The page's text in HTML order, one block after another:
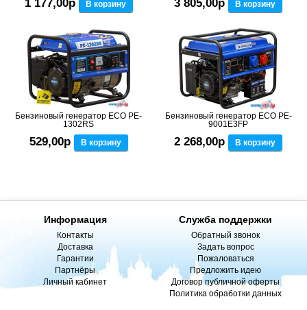
1 177,00р В корзину 3 805,00р В корзину
Бензиновый генератор ECO PE-
1302RS
529,00р В корзину
Бензиновый генератор ECO PE-
9001E3FP
2 268,00р В корзину
Информация
Контакты
Доставка
Гарантии
Партнёры
Личный кабинет
Служба поддержки
Обратный звонок
Задать вопрос
Пожаловаться
Предложить идею
Договор публичной оферты
Политика обработки данных